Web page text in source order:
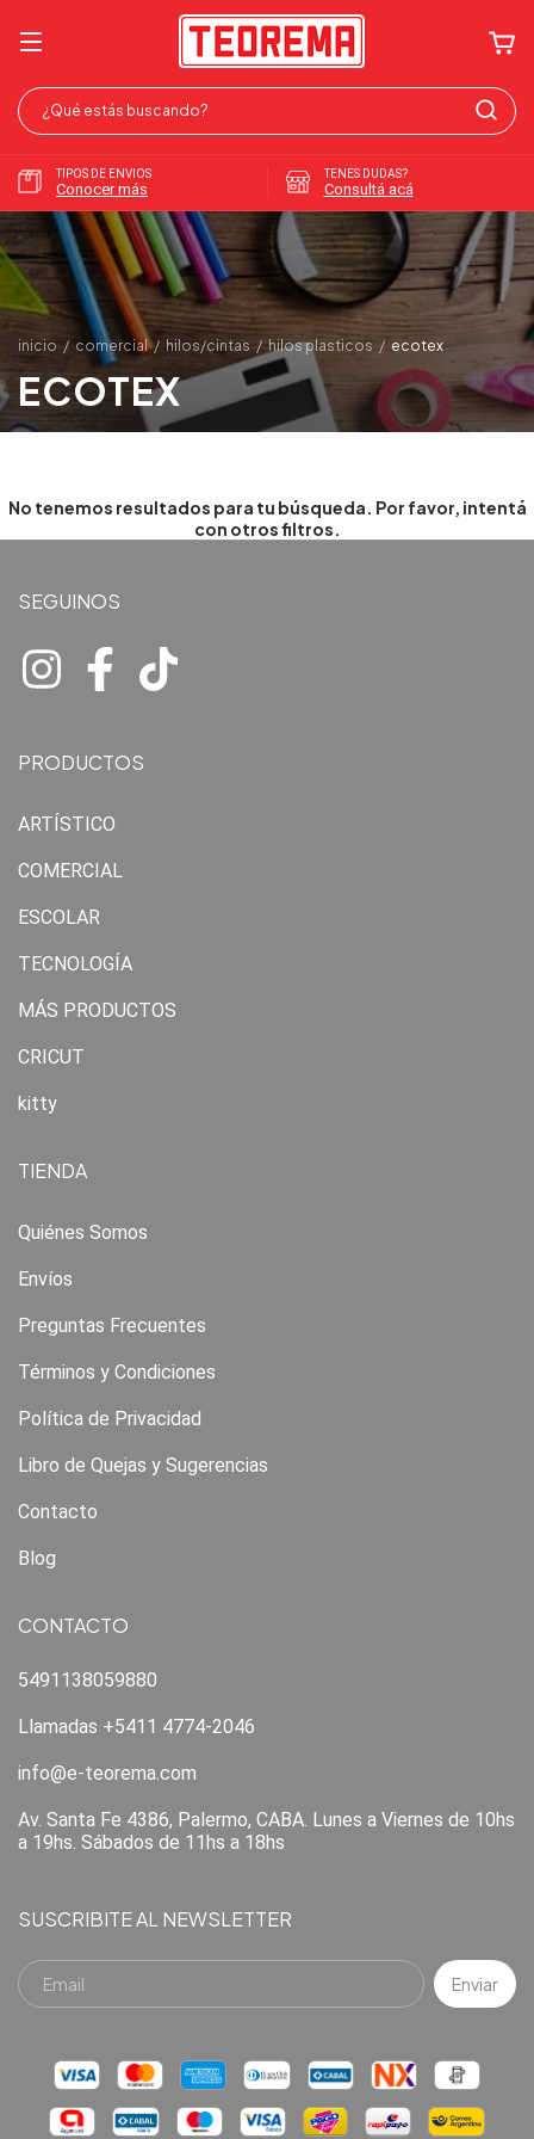
TIPOS DE ENVIOS
Conocer más
TENES DUDAS?
Consultá acá
inicio / comercial / hilos/cintas / hilos plasticos / ecotex
ECOTEX
No tenemos resultados para tu búsqueda. Por favor, intentá
con otros filtros.
SEGUINOS
PRODUCTOS
ARTÍSTICO
COMERCIAL
ESCOLAR
TECNOLOGÍA
MÁS PRODUCTOS
CRICUT
kitty
TIENDA
Quiénes Somos
Envíos
Preguntas Frecuentes
Términos y Condiciones
Política de Privacidad
Libro de Quejas y Sugerencias
Contacto
Blog
CONTACTO
5491138059880
Llamadas +5411 4774-2046
info@e-teorema.com
Av. Santa Fe 4386, Palermo, CABA. Lunes a Viernes de 10hs
a 19hs. Sábados de 11hs a 18hs
SUSCRIBITE AL NEWSLETTER